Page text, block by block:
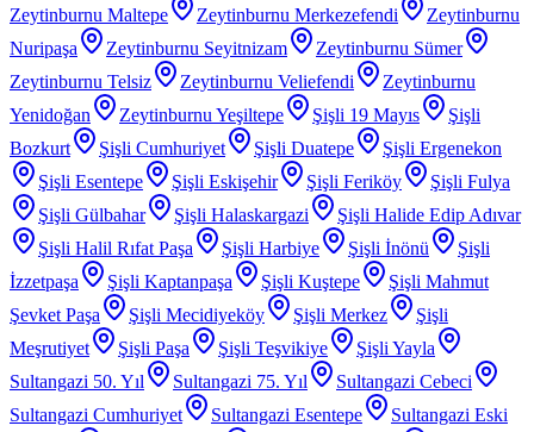
Zeytinburnu Maltepe
Zeytinburnu Merkezefendi
Zeytinburnu
Nuripaşa
Zeytinburnu Seyitnizam
Zeytinburnu Sümer
Zeytinburnu Telsiz
Zeytinburnu Veliefendi
Zeytinburnu
Yenidoğan
Zeytinburnu Yeşiltepe Şişli 19 Mayıs
Şişli
Bozkurt
Şişli Cumhuriyet Şişli Duatepe
Şişli Ergenekon
Şişli Esentepe
Şişli Eskişehir Şişli Feriköy
Şişli Fulya
Şişli Gülbahar
Şişli Halaskargazi
Şişli Halide Edip Adıvar
Şişli Halil Rıfat Paşa
Şişli Harbiye Şişli İnönü
Şişli
İzzetpaşa
Şişli Kaptanpaşa Şişli Kuştepe
Şişli Mahmut
Şevket Paşa
Şişli Mecidiyeköy Şişli Merkez
Şişli
Meşrutiyet
Şişli Paşa Şişli Teşvikiye
Şişli Yayla
Sultangazi 50. Yıl
Sultangazi 75. Yıl
Sultangazi Cebeci
Sultangazi Cumhuriyet
Sultangazi Esentepe
Sultangazi Eski